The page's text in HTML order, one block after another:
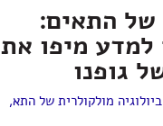
התאים:
למדע מיפו את
גופנו
ביולוגיה מולקולרית של התא,